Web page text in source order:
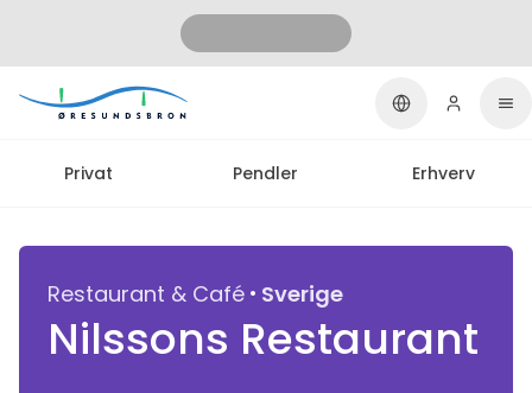
Privat Pendler Erhverv
Restaurant & Café · Sverige
Nilssons Restaurant